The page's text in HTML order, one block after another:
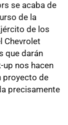
se acaba de
de la
de los
Chevrolet
que darán
nos hacen
proyecto de
precisamente